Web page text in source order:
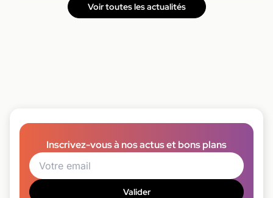
Voir toutes les actualités
Inscrivez-vous à nos actus et bons plans
Valider